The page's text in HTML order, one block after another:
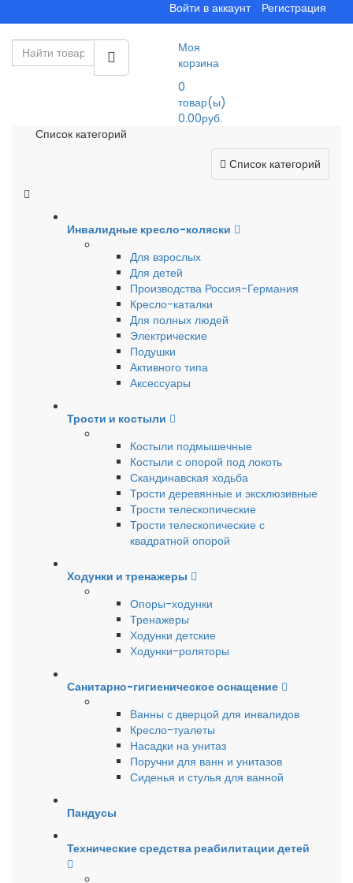
Войти в аккаунт Регистрация
Моя
корзина
0
товар(ы)
0.00руб.
Список категорий
Список категорий
Инвалидные кресло-коляски
Для взрослых
Для детей
Производства Россия-Германия
Кресло-каталки
Для полных людей
Электрические
Подушки
Активного типа
Аксессуары
Трости и костыли
Костыли подмышечные
Костыли с опорой под локоть
Скандинавская ходьба
Трости деревянные и эксклюзивные
Трости телескопические
Трости телескопические с
квадратной опорой
Ходунки и тренажеры
Опоры-ходунки
Тренажеры
Ходунки детские
Ходунки-роляторы
Санитарно-гигиеническое оснащение
Ванны с дверцой для инвалидов
Кресло-туалеты
Насадки на унитаз
Поручни для ванн и унитазов
Сиденья и стулья для ванной
Пандусы
Технические средства реабилитации детей